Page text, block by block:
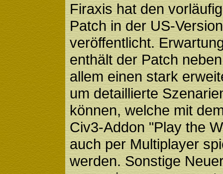
Firaxis hat den
Patch in der US-
veröffentlicht.
enthält der Patch
allem einen stark
um detaillierte
können, welche mit
Civ3-Addon "Play the
auch per Multiplayer
werden. Sonstige